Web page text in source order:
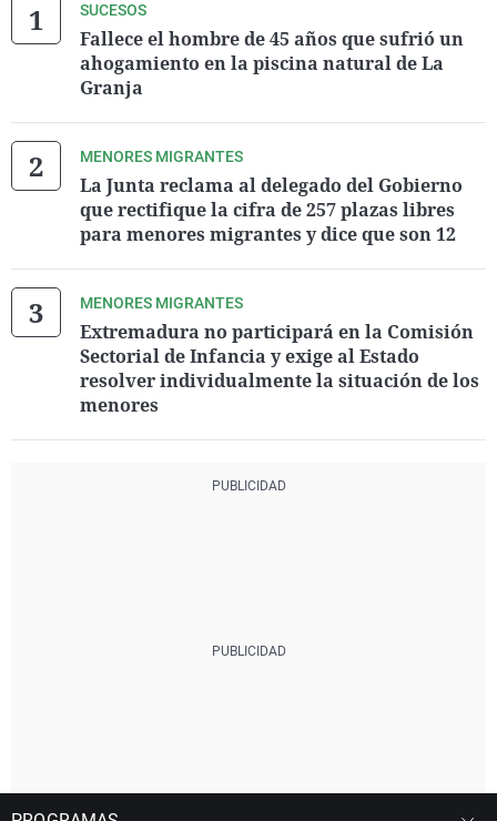
SUCESOS
Fallece el hombre de 45 años que sufrió un
ahogamiento en la piscina natural de La
Granja
MENORES MIGRANTES
La Junta reclama al delegado del Gobierno
que rectifique la cifra de 257 plazas libres
para menores migrantes y dice que son 12
MENORES MIGRANTES
Extremadura no participará en la Comisión
Sectorial de Infancia y exige al Estado
resolver individualmente la situación de los
menores